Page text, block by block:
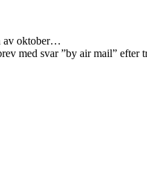
av oktober…
med svar ”by air mail” efter